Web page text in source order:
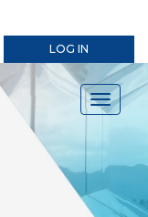
LOG IN
Toggle